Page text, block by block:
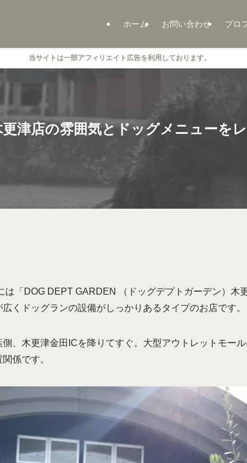
ホーム お問い合わせ プロ
当サイトは一部アフィリエイト広告を利用しております。
津店の雰囲気とドッグメニューを
は「DOG DEPT GARDEN （ドッグデプトガーデン）木
くドッグランの設備がしっかりあるタイプのお店です。
、木更津金田ICを降りてすぐ。大型アウトレットモー
係です。